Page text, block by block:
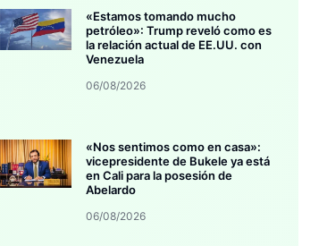
«Estamos tomando mucho
petróleo»: Trump reveló como es
la relación actual de EE.UU. con
Venezuela
06/08/2026
«Nos sentimos como en casa»:
vicepresidente de Bukele ya está
en Cali para la posesión de
Abelardo
06/08/2026